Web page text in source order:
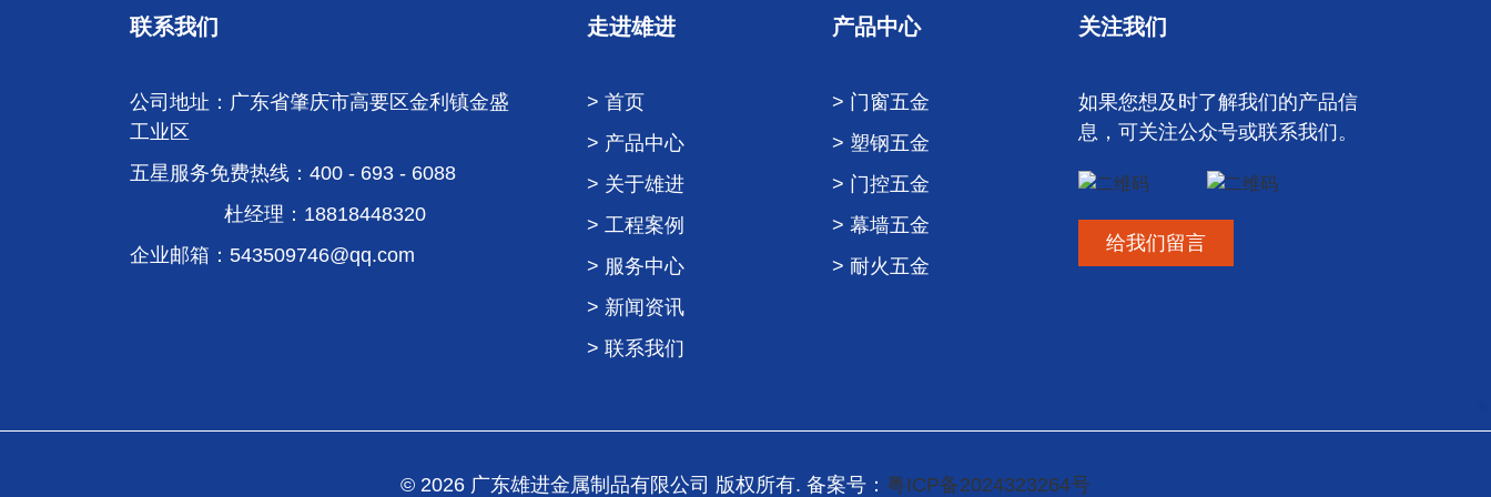
联系我们
公司地址：广东省肇庆市高要区金利镇金盛
工业区
五星服务免费热线：400 - 693 - 6088
杜经理：18818448320
企业邮箱： 543509746@qq.com
走进雄进
> 首页
> 产品中心
> 关于雄进
> 工程案例
> 服务中心
> 新闻资讯
> 联系我们
产品中心
> 门窗五金
> 塑钢五金
> 门控五金
> 幕墙五金
> 耐火五金
关注我们
如果您想及时了解我们的产品信
息，可关注公众号或联系我们。
给我们留言
© 2026 广东雄进金属制品有限公司 版权所有. 备案号： 粤ICP备2024323264号